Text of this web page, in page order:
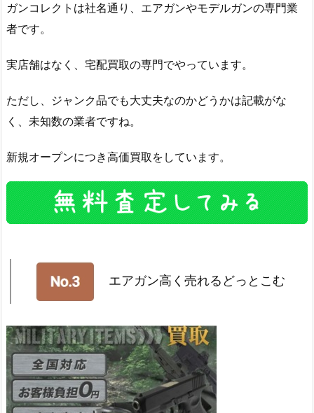
ガンコレクトは社名通り、エアガンやモデルガンの専門業
者です。
実店舗はなく、宅配買取の専門でやっています。
ただし、ジャンク品でも大丈夫なのかどうかは記載がな
く、未知数の業者ですね。
新規オープンにつき高価買取をしています。
エアガン高く売れるどっとこむ